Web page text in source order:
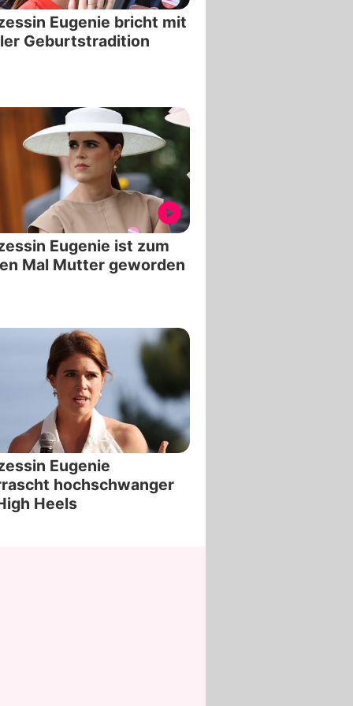
Eugenie bricht mit
Geburtstradition
Eugenie ist zum
Mal Mutter geworden
Eugenie
hochschwanger
Heels